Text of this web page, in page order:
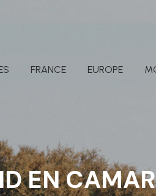
FRANCE EUROPE
EN